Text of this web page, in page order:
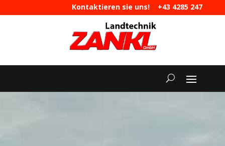
Kontaktieren sie uns! +43 4285 247
|maschinen@landtechnik-zankl.at